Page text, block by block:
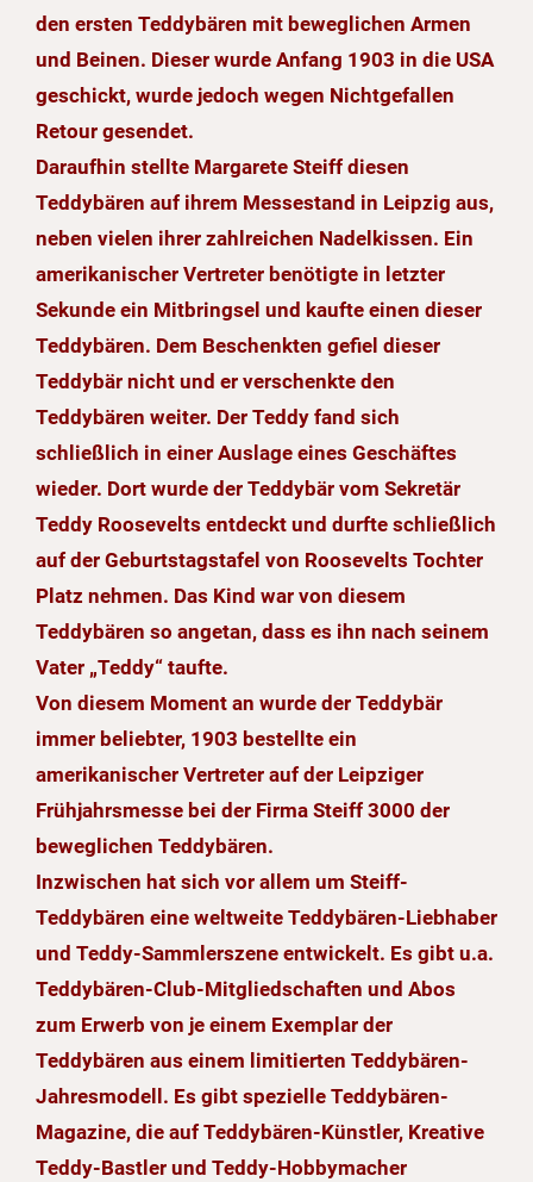
den ersten Teddybären mit beweglichen Armen
und Beinen. Dieser wurde Anfang 1903 in die USA
geschickt, wurde jedoch wegen Nichtgefallen
Retour gesendet.
Daraufhin stellte Margarete Steiff diesen
Teddybären auf ihrem Messestand in Leipzig aus,
neben vielen ihrer zahlreichen Nadelkissen. Ein
amerikanischer Vertreter benötigte in letzter
Sekunde ein Mitbringsel und kaufte einen dieser
Teddybären. Dem Beschenkten gefiel dieser
Teddybär nicht und er verschenkte den
Teddybären weiter. Der Teddy fand sich
schließlich in einer Auslage eines Geschäftes
wieder. Dort wurde der Teddybär vom Sekretär
Teddy Roosevelts entdeckt und durfte schließlich
auf der Geburtstagstafel von Roosevelts Tochter
Platz nehmen. Das Kind war von diesem
Teddybären so angetan, dass es ihn nach seinem
Vater „Teddy“ taufte.
Von diesem Moment an wurde der Teddybär
immer beliebter, 1903 bestellte ein
amerikanischer Vertreter auf der Leipziger
Frühjahrsmesse bei der Firma Steiff 3000 der
beweglichen Teddybären.
Inzwischen hat sich vor allem um Steiff-
Teddybären eine weltweite Teddybären-Liebhaber
und Teddy-Sammlerszene entwickelt. Es gibt u.a.
Teddybären-Club-Mitgliedschaften und Abos
zum Erwerb von je einem Exemplar der
Teddybären aus einem limitierten Teddybären-
Jahresmodell. Es gibt spezielle Teddybären-
Magazine, die auf Teddybären-Künstler, Kreative
Teddy-Bastler und Teddy-Hobbymacher